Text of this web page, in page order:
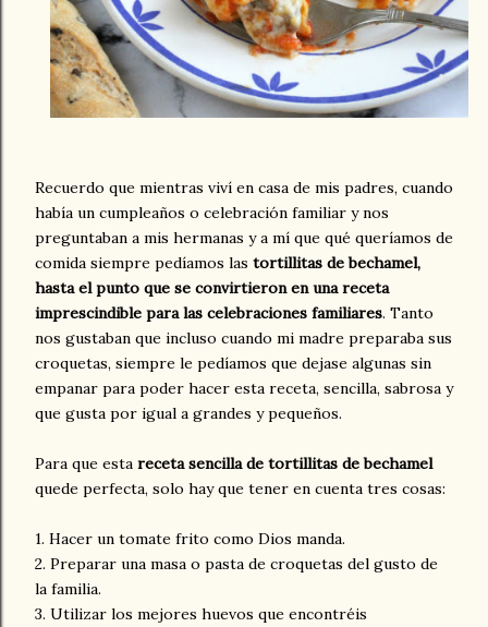
Recuerdo que mientras viví en casa de mis padres, cuando
había un cumpleaños o celebración familiar y nos
preguntaban a mis hermanas y a mí que qué queríamos de
comida siempre pedíamos las tortillitas de bechamel,
hasta el punto que se convirtieron en una receta
imprescindible para las celebraciones familiares. Tanto
nos gustaban que incluso cuando mi madre preparaba sus
croquetas, siempre le pedíamos que dejase algunas sin
empanar para poder hacer esta receta, sencilla, sabrosa y
que gusta por igual a grandes y pequeños.
Para que esta receta sencilla de tortillitas de bechamel
quede perfecta, solo hay que tener en cuenta tres cosas:
1. Hacer un tomate frito como Dios manda.
2. Preparar una masa o pasta de croquetas del gusto de
la familia.
3. Utilizar los mejores huevos que encontréis